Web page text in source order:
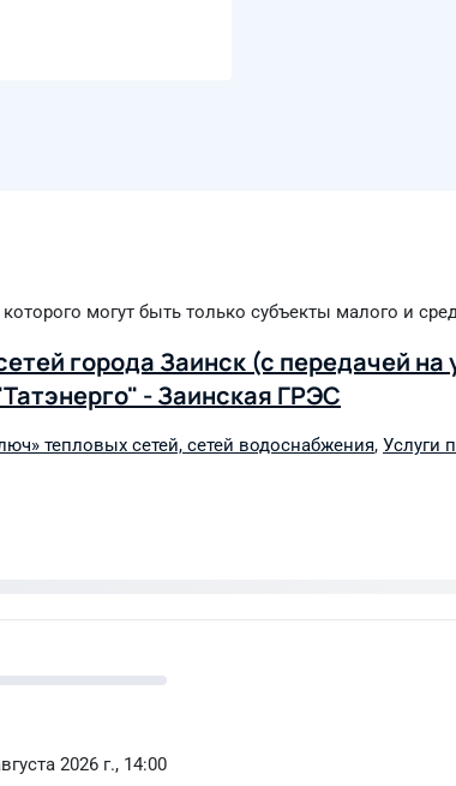
могут быть только субъекты малого и
города Заинск (с передачей
- Заинская ГРЭС
тепловых сетей, сетей водоснабжения, Услуги
2026 г., 14:00